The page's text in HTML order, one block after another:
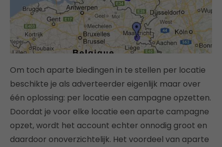
Om toch aparte biedingen in te stellen per locatie
beschikte je als adverteerder eigenlijk maar over
één oplossing: per locatie een campagne opzetten.
Doordat je voor elke locatie een aparte campagne
opzet, wordt het account echter onnodig groot en
daardoor onoverzichtelijk. Het voordeel van aparte